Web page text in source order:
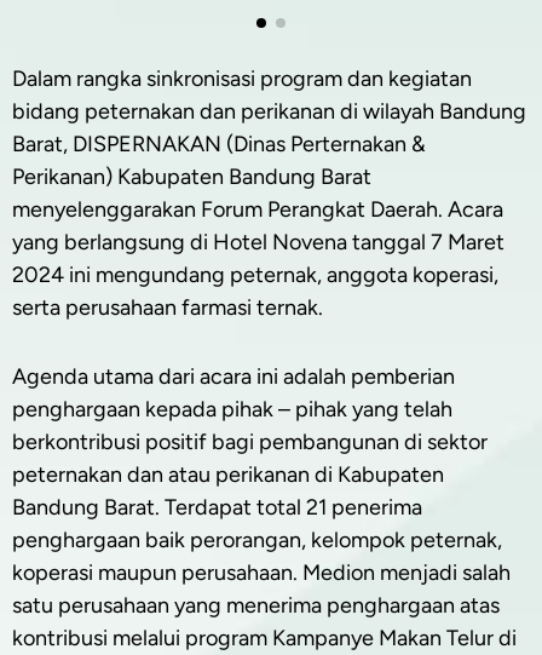
Dalam rangka sinkronisasi program dan kegiatan
bidang peternakan dan perikanan di wilayah Bandung
Barat, DISPERNAKAN (Dinas Perternakan &
Perikanan) Kabupaten Bandung Barat
menyelenggarakan Forum Perangkat Daerah. Acara
yang berlangsung di Hotel Novena tanggal 7 Maret
2024 ini mengundang peternak, anggota koperasi,
serta perusahaan farmasi ternak.
Agenda utama dari acara ini adalah pemberian
penghargaan kepada pihak – pihak yang telah
berkontribusi positif bagi pembangunan di sektor
peternakan dan atau perikanan di Kabupaten
Bandung Barat. Terdapat total 21 penerima
penghargaan baik perorangan, kelompok peternak,
koperasi maupun perusahaan. Medion menjadi salah
satu perusahaan yang menerima penghargaan atas
kontribusi melalui program Kampanye Makan Telur di